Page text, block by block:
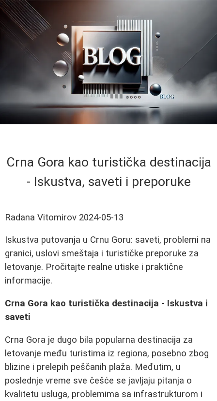
Crna Gora kao turistička destinacija
- Iskustva, saveti i preporuke
Radana Vitomirov 2024-05-13
Iskustva putovanja u Crnu Goru: saveti, problemi na
granici, uslovi smeštaja i turističke preporuke za
letovanje. Pročitajte realne utiske i praktične
informacije.
Crna Gora kao turistička destinacija - Iskustva i
saveti
Crna Gora je dugo bila popularna destinacija za
letovanje među turistima iz regiona, posebno zbog
blizine i prelepih peščanih plaža. Međutim, u
poslednje vreme sve češće se javljaju pitanja o
kvalitetu usluga, problemima sa infrastrukturom i